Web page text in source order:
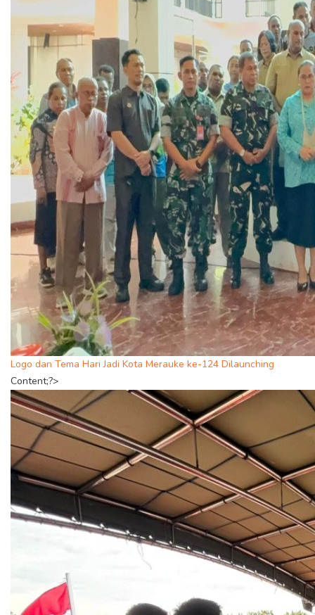
Logo dan Tema Hari Jadi Kota Merauke ke-124 Dilaunching
Content;?>